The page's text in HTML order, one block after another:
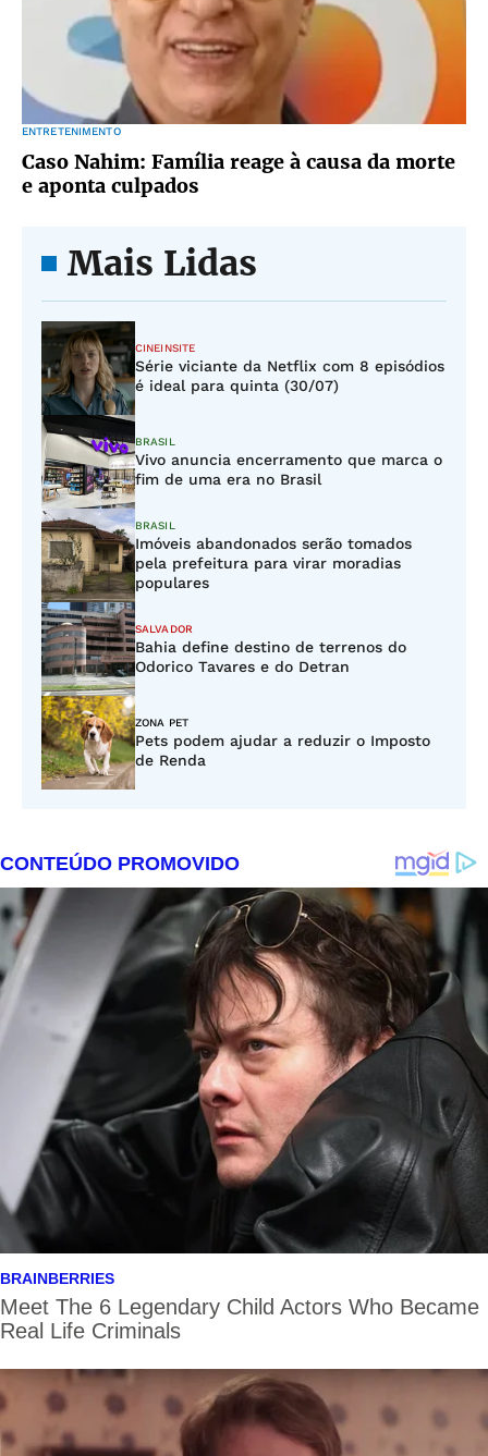
ENTRETENIMENTO
Caso Nahim: Família reage à causa da morte
e aponta culpados
Mais Lidas
CINEINSITE
Série viciante da Netflix com 8 episódios
é ideal para quinta (30/07)
BRASIL
Vivo anuncia encerramento que marca o
fim de uma era no Brasil
BRASIL
Imóveis abandonados serão tomados
pela prefeitura para virar moradias
populares
SALVADOR
Bahia define destino de terrenos do
Odorico Tavares e do Detran
ZONA PET
Pets podem ajudar a reduzir o Imposto
de Renda